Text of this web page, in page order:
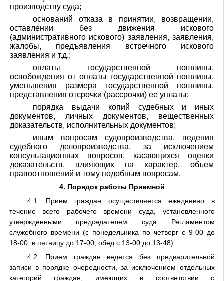
производству суда;
оснований отказа в принятии, возвращении,
оставлении без движения искового
(административного искового) заявления, заявления,
жалобы, предъявления встречного искового
заявления и т.д.;
оплаты государственной пошлины,
освобождения от оплаты государственной пошлины,
уменьшения размера государственной пошлины,
представления отсрочки (рассрочки) ее уплаты;
порядка выдачи копий судебных и иных
документов, личных документов, вещественных
доказательств, исполнительных документов;
иным вопросам судопроизводства, ведения
судебного делопроизводства, за исключением
консультационных вопросов, касающихся оценки
доказательств, влияющих на характер, объем
правоотношений и тому подобным вопросам.
4. Порядок работы Приемной
4.1. Прием граждан осуществляется ежедневно в
течение всего рабочего времени суда, установленного
утвержденными председателем суда Регламентом
служебного времени (с понедельника по четверг c9-00 до
18-00, в пятницу до 17-00, обед с 13-00 до 13-48).
4.2. Прием граждан ведется без предварительной
записи в порядке очередности, за исключением отдельных
категорий граждан, имеющих в соответствии с